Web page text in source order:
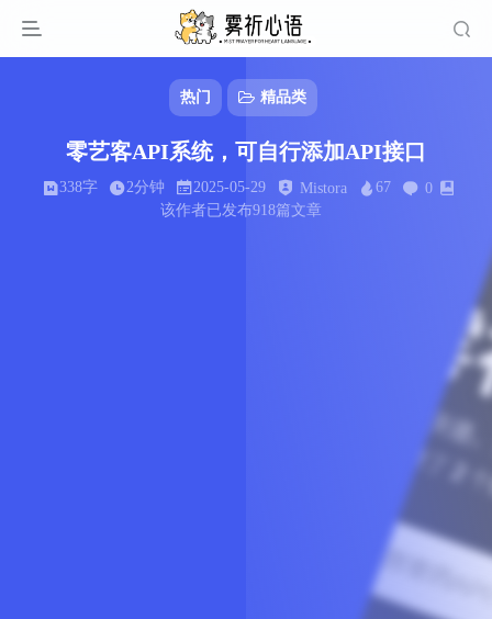
热门 精品类
零艺客API系统，可自行添加API接口
338字 2分钟 2025-05-29 Mistora 67
0
该作者已发布918篇文章